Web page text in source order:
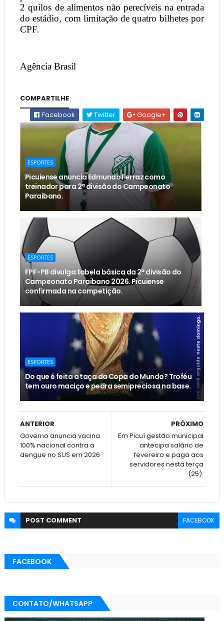
2 quilos de alimentos não perecíveis na entrada
do estádio, com limitação de quatro bilhetes por
CPF.
Agência Brasil
COMPARTILHE
Facebook
Twitter Google+
ESPORTES
Picuiense anuncia Edmundo Ferraz como
treinador para 2ª divisão do Campeonato
Paraibano.
ESPORTES
FPF-PB divulga tabela básica da 2ª divisão do
Campeonato Paraibano 2026. Picuiense
confirmada na competição.
ESPORTES
Do que é feita a taça da Copa do Mundo? Troféu
tem ouro maciço e pedra semipreciosa na base.
PRÓXIMO
Em Picuí gestão municipal
antecipa salário de
fevereiro e paga aos
servidores nesta terça
(25).
ANTERIOR
Governo anuncia vacina
100% nacional contra a
dengue no SUS em 2026
POST COMMENT FACEBOOK
FACEBOOK
CONTATO/WHATSAPP